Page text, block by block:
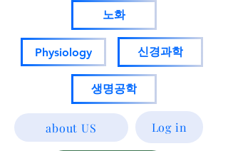
노화
Physiology 신경과학
생명공학
about US Log in